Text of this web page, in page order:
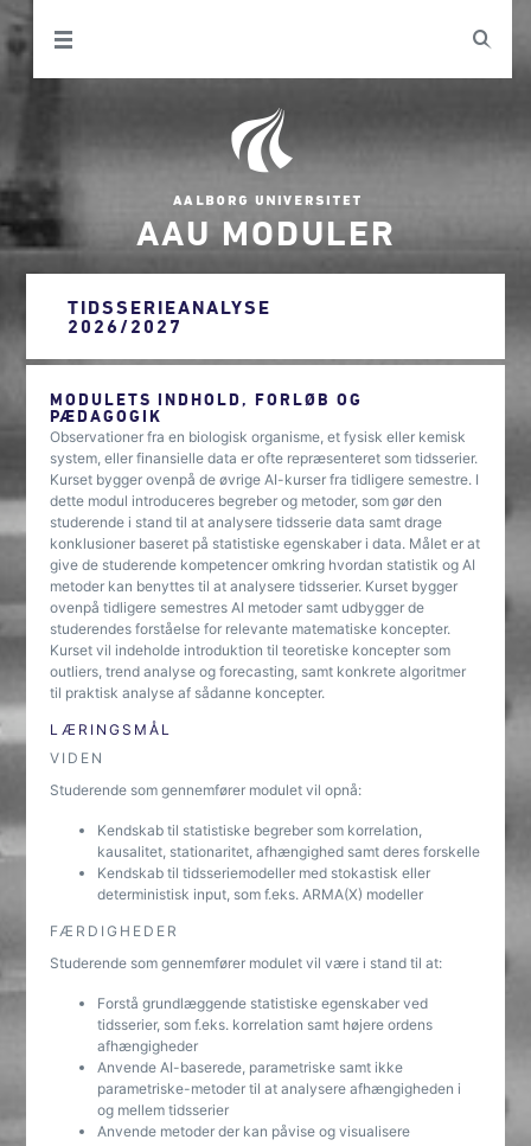
AAU MODULER
TIDSSERIEANALYSE
2026/2027
MODULETS INDHOLD, FORLØB OG
PÆDAGOGIK
Observationer fra en biologisk organisme, et fysisk eller kemisk
system, eller finansielle data er ofte repræsenteret som tidsserier.
Kurset bygger ovenpå de øvrige AI-kurser fra tidligere semestre. I
dette modul introduceres begreber og metoder, som gør den
studerende i stand til at analysere tidsserie data samt drage
konklusioner baseret på statistiske egenskaber i data. Målet er at
give de studerende kompetencer omkring hvordan statistik og AI
metoder kan benyttes til at analysere tidsserier. Kurset bygger
ovenpå tidligere semestres AI metoder samt udbygger de
studerendes forståelse for relevante matematiske koncepter.
Kurset vil indeholde introduktion til teoretiske koncepter som
outliers, trend analyse og forecasting, samt konkrete algoritmer
til praktisk analyse af sådanne koncepter.
LÆRINGSMÅL
VIDEN
Studerende som gennemfører modulet vil opnå:
Kendskab til statistiske begreber som korrelation,
kausalitet, stationaritet, afhængighed samt deres forskelle
Kendskab til tidsseriemodeller med stokastisk eller
deterministisk input, som f.eks. ARMA(X) modeller
FÆRDIGHEDER
Studerende som gennemfører modulet vil være i stand til at:
Forstå grundlæggende statistiske egenskaber ved
tidsserier, som f.eks. korrelation samt højere ordens
afhængigheder
Anvende AI-baserede, parametriske samt ikke
parametriske-metoder til at analysere afhængigheden i
og mellem tidsserier
Anvende metoder der kan påvise og visualisere